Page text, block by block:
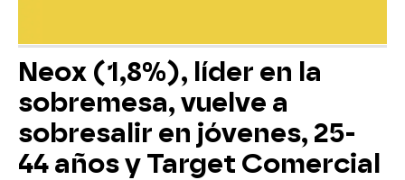
Neox (1,8%), líder en la
sobremesa, vuelve a
sobresalir en jóvenes, 25-
44 años y Target Comercial